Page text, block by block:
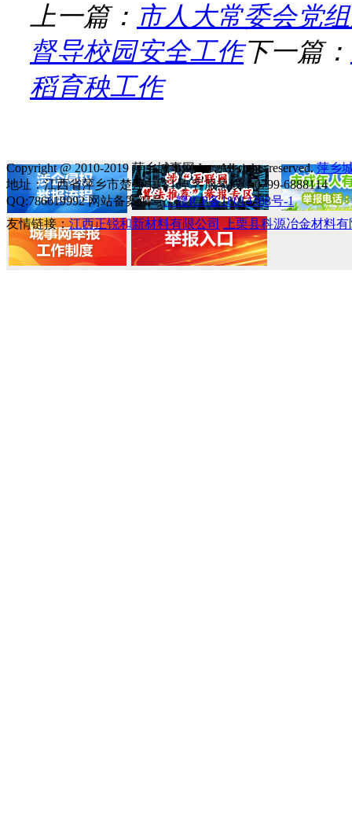
上一篇： 市人大常委会党
督导校园安全工作下一篇：
稻育秧工作
Copyright @ 2010-2019 萍乡城事网 Inc. All rights reserved.萍乡
地址：江西省萍乡市楚萍中路1号 客服热线：0799-6888114
QQ:786619992 网站备案编号：赣ICP备18014388号-1
友情链接： 江西正锐和新材料有限公司 上栗县科源冶金材料